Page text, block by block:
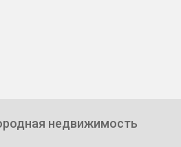
недвижимость